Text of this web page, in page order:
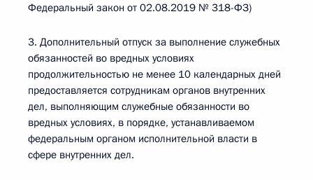
Федеральный закон от 02.08.2019 № 318-ФЗ)
3. Дополнительный отпуск за выполнение служебных
обязанностей во вредных условиях
продолжительностью не менее 10 календарных дней
предоставляется сотрудникам органов внутренних
дел, выполняющим служебные обязанности во
вредных условиях, в порядке, устанавливаемом
федеральным органом исполнительной власти в
сфере внутренних дел.